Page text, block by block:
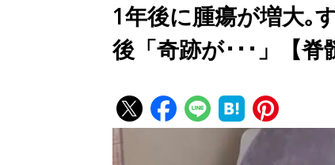
1年後に腫瘍が増大｡
後「奇跡が･･･」【脊